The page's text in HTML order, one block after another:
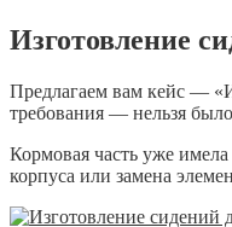
Изготовление
Предлагаем вам кейс —
требования — нельзя
Кормовая часть уже
корпуса или замена